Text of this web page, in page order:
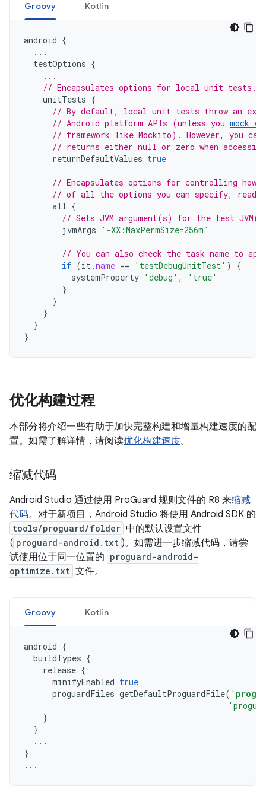
Groovy Kotlin
android {
...
testOptions {
...
// Encapsulates options for local unit tests.
unitTests {
// By default, local unit tests throw an
// Android platform APIs (unless you mock
// framework like Mockito). However, you
// returns either null or zero when
returnDefaultValues true
// Encapsulates options for controlling
// of all the options you can specify, read
all {
// Sets JVM argument(s) for the test
jvmArgs
'-XX:MaxPermSize=256m'
// You can also check the task name to
if (it.name == 'testDebugUnitTest' )
{
systemProperty 'debug' ,
'true'
}
}
}
}
}
优化构建过程
本部分将介绍一些有助于加快完整构建和增量构建速度的配
置。如需了解详情，请阅读优化构建速度。
缩减代码
Android Studio 通过使用 ProGuard 规则文件的 R8 来缩减
代码。对于新项目，Android Studio 将使用 Android SDK 的
tools/proguard/folder 中的默认设置文件
( proguard-android.txt )。如需进一步缩减代码，请尝
试使用位于同一位置的 proguard-android-
optimize.txt 文件。
Groovy Kotlin
android {
buildTypes {
release {
minifyEnabled true
proguardFiles getDefaultProguardFile( '
}
}
...
}
...